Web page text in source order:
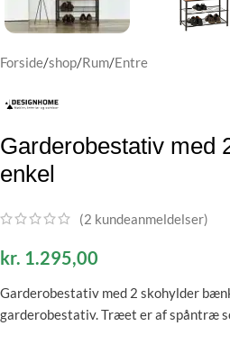
Forside/shop/Rum/Entre
Garderobestativ med
enkel
(2 kundeanmeldelser)
kr. 1.295,00
Garderobestativ med 2 skohylder
garderobestativ. Træet er af spåntræ